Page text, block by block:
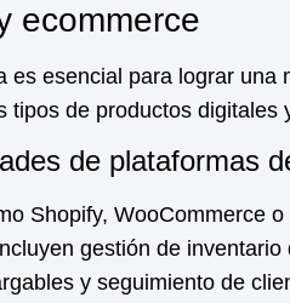
ecommerce
es esencial para lograr una
tipos de productos digitales
de plataformas
Shopify, WooCommerce
gestión de
y seguimiento de